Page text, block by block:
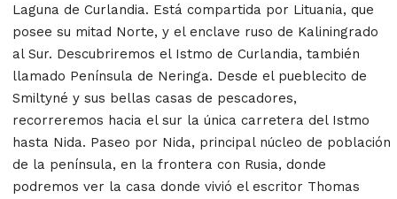
Laguna de Curlandia. Está compartida por Lituania, que
posee su mitad Norte, y el enclave ruso de Kaliningrado
al Sur. Descubriremos el Istmo de Curlandia, también
llamado Península de Neringa. Desde el pueblecito de
Smiltyné y sus bellas casas de pescadores,
recorreremos hacia el sur la única carretera del Istmo
hasta Nida. Paseo por Nida, principal núcleo de población
de la península, en la frontera con Rusia, donde
podremos ver la casa donde vivió el escritor Thomas